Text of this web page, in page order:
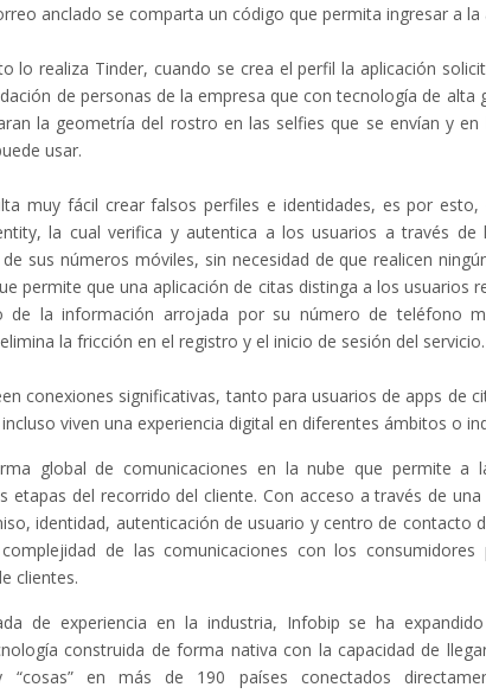
anclado se comparta un código que permita ingresar a la
lo realiza Tinder, cuando se crea el perfil la aplicación
de personas de la empresa que con tecnología de alta
la geometría del rostro en las selfies que se envían y
usar.
muy fácil crear falsos perfiles e identidades, es por
la cual verifica y autentica a los usuarios a través de
sus números móviles, sin necesidad de que realicen
permite que una aplicación de citas distinga a los usuarios
de la información arrojada por su número de teléfono
la fricción en el registro y el inicio de sesión del servicio.
conexiones significativas, tanto para usuarios de apps de
viven una experiencia digital en diferentes ámbitos o
global de comunicaciones en la nube que permite a
etapas del recorrido del cliente. Con acceso a través de
identidad, autenticación de usuario y centro de contacto
de las comunicaciones con los
clientes.
de experiencia en la industria, Infobip se ha
construida de forma nativa con la capacidad de
“cosas” en más de 190 países conectados